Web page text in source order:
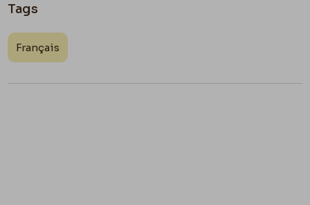
Tags
Français